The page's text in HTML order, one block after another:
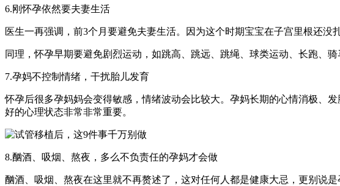
6.刚怀孕依然要夫妻生活
医生一再强调，前3个月要避免夫妻生活。因为这个时期宝宝在子宫里根还
同理，怀孕早期要避免剧烈运动，如跳高、跳远、跳绳、球类运动、长跑、
7.孕妈不控制情绪，干扰胎儿发育
怀孕后很多孕妈妈会变得敏感，情绪波动会比较大。孕妈长期的心情消极、
好的心理状态非常非常重要。
8.酗酒、吸烟、熬夜，多么不负责任的孕妈才会做
酗酒、吸烟、熬夜在这里就不再赘述了，这对任何人都是健康大忌，更别说